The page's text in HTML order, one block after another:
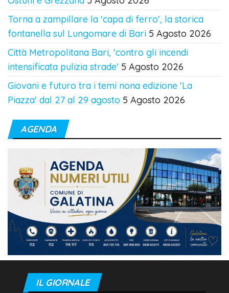
Torna a zampillare la 'capa di ferro', la storica
fontanella sul Lungomare di Bari 5 Agosto 2026
Città Metropolitana Bari, 'contro gli incendi
intensificata pulizia strade' 5 Agosto 2026
Giovani e futuro tra i temi nona edizione 'La
Piazza' dal 27 al 29 agosto 5 Agosto 2026
AGENDA
IL GIORNALE